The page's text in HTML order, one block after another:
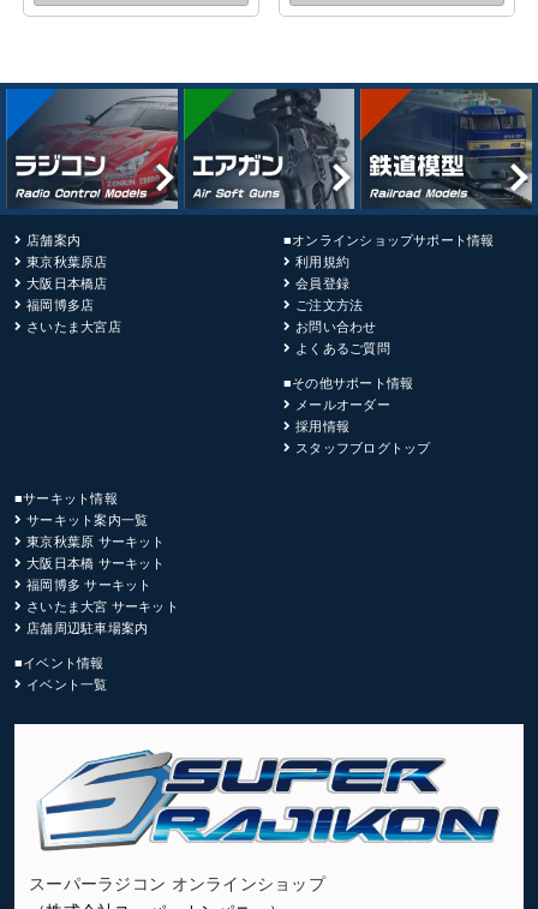
店舗案内
東京秋葉原店
大阪日本橋店
福岡博多店
さいたま大宮店
■オンラインショップサポート情報
利用規約
会員登録
ご注文方法
お問い合わせ
よくあるご質問
■その他サポート情報
メールオーダー
採用情報
スタッフブログトップ
■サーキット情報
サーキット案内一覧
東京秋葉原 サーキット
大阪日本橋 サーキット
福岡博多 サーキット
さいたま大宮 サーキット
店舗周辺駐車場案内
■イベント情報
イベント一覧
スーパーラジコン オンラインショップ